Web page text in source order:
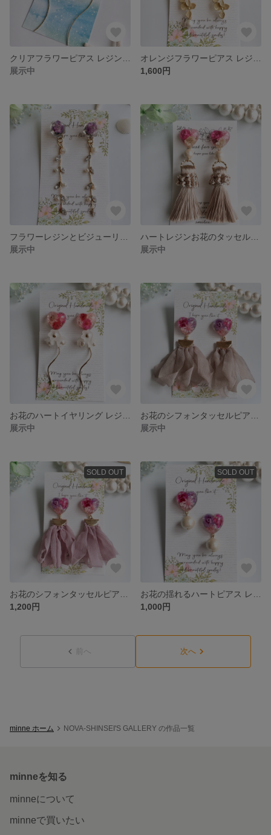
展示中
1,600円
展示中
展示中
展示中
展示中
SOLD OUT
1,200円
SOLD OUT
1,000円
前へ 次へ
minne ホーム NOVA-SHINSEI'S GALLERY の作品一覧
minneを知る
minneについて
minneで買いたい